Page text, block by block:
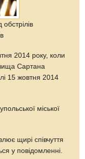
2014 року, коли
Сартана
15 жовтня 2014
міської
щирі співчуття
у повідомленні.